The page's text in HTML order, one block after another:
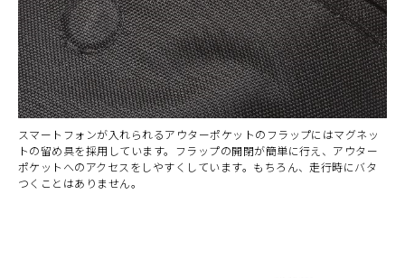
スマートフォンが入れられるアウターポケットのフラップにはマグネッ
トの留め具を採用しています。フラップの開閉が簡単に行え、アウター
ポケットへのアクセスをしやすくしています。もちろん、走行時にバタ
つくことはありません。